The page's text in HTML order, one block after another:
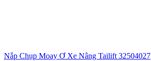
Nắp Chụp Moay Ơ Xe Nâng Tailift 32504027